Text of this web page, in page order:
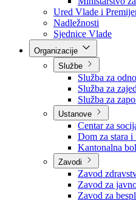
i sport
Ministarstvo za
Ministarstvo za
Ured Vlade i
Nadležnosti
Sjednice Vlade
Službe
Služba za
Služba za
Služba za
Ustanove
Centar za
Dom za stara i
Kantonalna
Zavodi